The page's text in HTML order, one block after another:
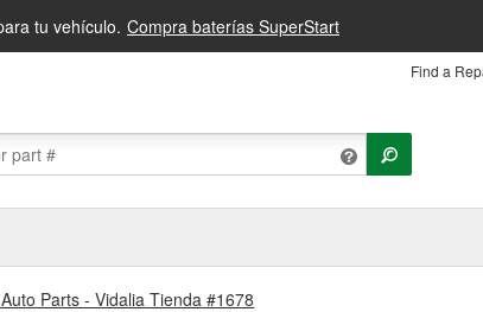
tu vehículo. Compra baterías SuperStart
Find a
Parts - Vidalia Tienda #1678